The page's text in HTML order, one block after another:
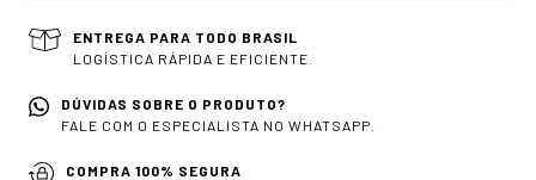
ENTREGA PARA TODO BRASIL
LOGÍSTICA RÁPIDA E EFICIENTE.
DÚVIDAS SOBRE O PRODUTO?
FALE COM O ESPECIALISTA NO WHATSAPP.
COMPRA 100% SEGURA